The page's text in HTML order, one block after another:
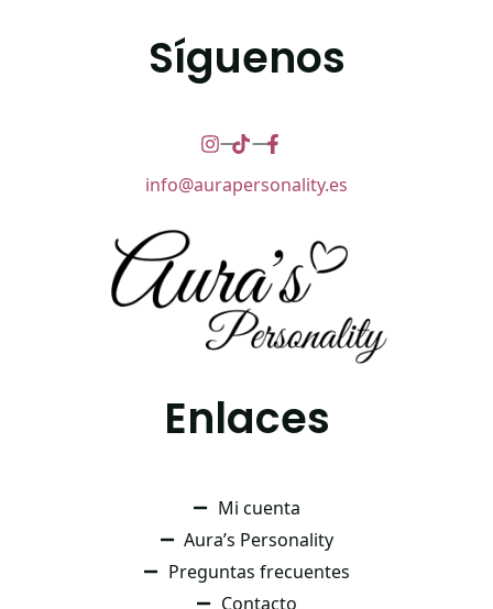
Síguenos
info@aurapersonality.es
Enlaces
Mi cuenta
Aura’s Personality
Preguntas frecuentes
Contacto